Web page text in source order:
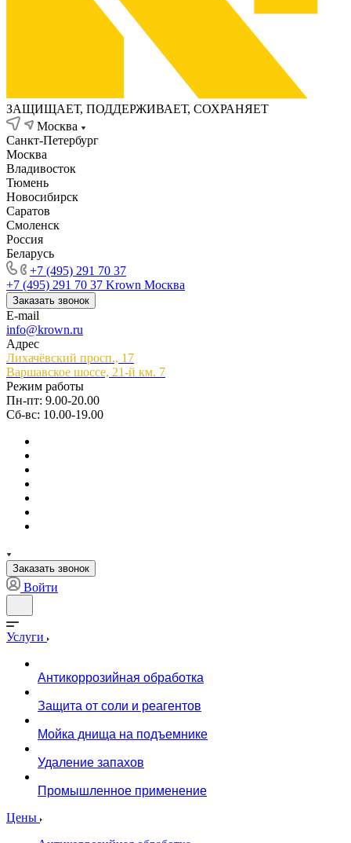
ЗАЩИЩАЕТ, ПОДДЕРЖИВАЕТ, СОХРАНЯЕТ
Москва
Санкт-Петербург
Москва
Владивосток
Тюмень
Новосибирск
Саратов
Смоленск
Россия
Беларусь
+7 (495) 291 70 37
+7 (495) 291 70 37 Krown Москва
Заказать звонок
E-mail
info@krown.ru
Адрес
Лихачёвский просп., 17
Варшавское шоссе, 21-й км. 7
Режим работы
Пн-пт: 9.00-20.00
Сб-вс: 10.00-19.00
Заказать звонок
Войти
Услуги
Антикоррозийная обработка
Защита от соли и реагентов
Мойка днища на подъемнике
Удаление запахов
Промышленное применение
Цены